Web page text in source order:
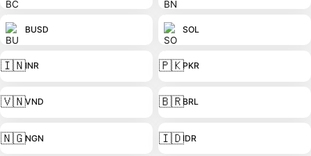
BUSD SOL
🇮🇳INR 🇵🇰PKR
🇻🇳VND 🇧🇷BRL
🇳🇬NGN 🇮🇩IDR